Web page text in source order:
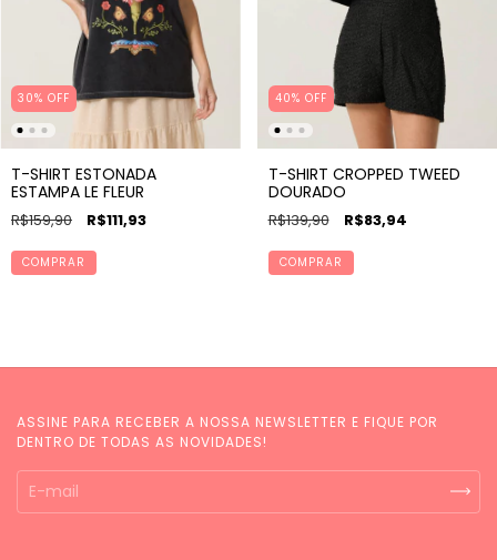
30% OFF
T-SHIRT ESTONADA
ESTAMPA LE FLEUR
R$159,90 R$111,93
COMPRAR
40% OFF
T-SHIRT CROPPED TWEED
DOURADO
R$139,90 R$83,94
COMPRAR
ASSINE PARA RECEBER A NOSSA NEWSLETTER E FIQUE POR
DENTRO DE TODAS AS NOVIDADES!